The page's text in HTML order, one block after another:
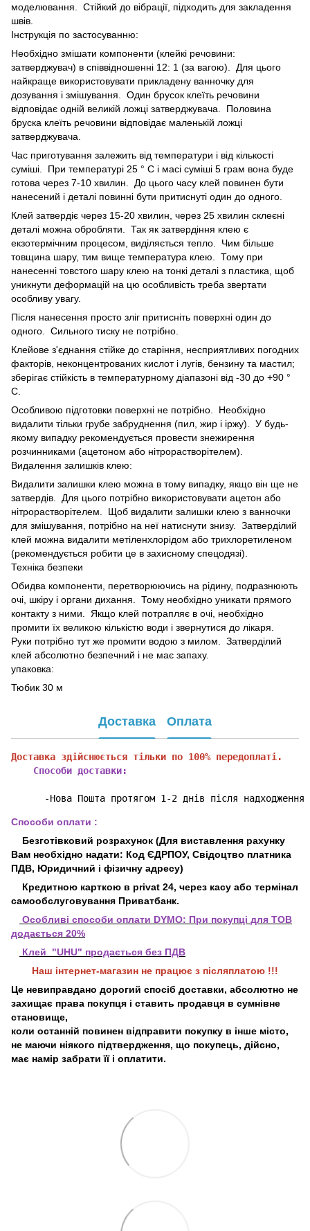
моделювання. Стійкий до вібрації, підходить для закладення
швів.
Інструкція по застосуванню:
Необхідно змішати компоненти (клейкі речовини:
затверджувач) в співвідношенні 12: 1 (за вагою). Для цього
найкраще використовувати прикладену ванночку для
дозування і змішування. Один брусок клеїть речовини
відповідає одній великій ложці затверджувача. Половина
бруска клеїть речовини відповідає маленькій ложці
затверджувача.
Час приготування залежить від температури і від кількості
суміші. При температурі 25 ° С і масі суміші 5 грам вона буде
готова через 7-10 хвилин. До цього часу клей повинен бути
нанесений і деталі повинні бути притиснуті один до одного.
Клей затвердіє через 15-20 хвилин, через 25 хвилин склеєні
деталі можна обробляти. Так як затвердіння клею є
екзотермічним процесом, виділяється тепло. Чим більше
товщина шару, тим вище температура клею. Тому при
нанесенні товстого шару клею на тонкі деталі з пластика, щоб
уникнути деформацій на цю особливість треба звертати
особливу увагу.
Після нанесення просто зліг притисніть поверхні один до
одного. Сильного тиску не потрібно.
Клейове з'єднання стійке до старіння, несприятливих погодних
факторів, неконцентрованих кислот і лугів, бензину та мастил;
зберігає стійкість в температурному діапазоні від -30 до +90 °
С.
Особливою підготовки поверхні не потрібно. Необхідно
видалити тільки грубе забруднення (пил, жир і іржу). У будь-
якому випадку рекомендується провести знежирення
розчинниками (ацетоном або нітрорастворітелем).
Видалення залишків клею:
Видалити залишки клею можна в тому випадку, якщо він ще не
затвердів. Для цього потрібно використовувати ацетон або
нітрорастворітелем. Щоб видалити залишки клею з ванночки
для змішування, потрібно на неї натиснути знизу. Затверділий
клей можна видалити метіленхлорідом або трихлоретиленом
(рекомендується робити це в захисному спецодязі).
Техніка безпеки
Обидва компоненти, перетворюючись на рідину, подразнюють
очі, шкіру і органи дихання. Тому необхідно уникати прямого
контакту з ними. Якщо клей потрапляє в очі, необхідно
промити їх великою кількістю води і звернутися до лікаря.
Руки потрібно тут же промити водою з милом. Затверділий
клей абсолютно безпечний і не має запаху.
упаковка:
Тюбик 30 м
Доставка Оплата
Доставка здійснюється тільки по 100% передоплаті.
    Способи доставки:
-Нова Пошта протягом 1-2 днів після надходження
Способи оплати :
Безготівковий розрахунок (Для виставлення рахунку
Вам необхідно надати: Код ЄДРПОУ, Свідоцтво платника
ПДВ, Юридичний і фізичну адресу)
Кредитною карткою в privat 24, через касу або термінал
самообслуговування Приватбанк.
Особливі способи оплати DYMO: При покупці для ТОВ
додається 20%
Клей "UHU" продається без ПДВ
Наш інтернет-магазин не працює з післяплатою !!!
Це невиправдано дорогий спосіб доставки, абсолютно не
захищає права покупця і ставить продавця в сумнівне
становище,
коли останній повинен відправити покупку в інше місто,
не маючи ніякого підтвердження, що покупець, дійсно,
має намір забрати її і оплатити.